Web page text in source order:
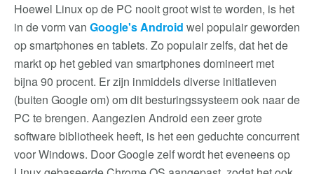
Hoewel Linux op de PC nooit groot wist te worden, is het
in de vorm van Google's Android wel populair geworden
op smartphones en tablets. Zo populair zelfs, dat het de
markt op het gebied van smartphones domineert met
bijna 90 procent. Er zijn inmiddels diverse initiatieven
(buiten Google om) om dit besturingssysteem ook naar de
PC te brengen. Aangezien Android een zeer grote
software bibliotheek heeft, is het een geduchte concurrent
voor Windows. Door Google zelf wordt het eveneens op